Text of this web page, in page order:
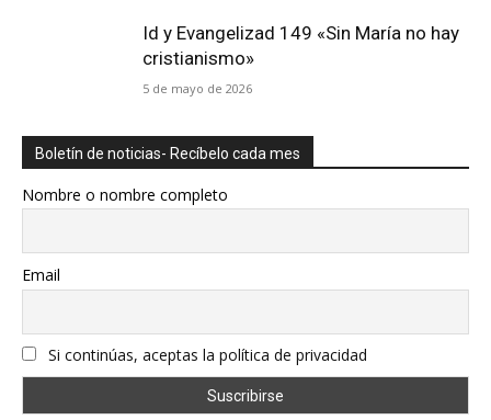
Id y Evangelizad 149 «Sin María no hay
cristianismo»
5 de mayo de 2026
Boletín de noticias- Recíbelo cada mes
Nombre o nombre completo
Email
Si continúas, aceptas la política de privacidad